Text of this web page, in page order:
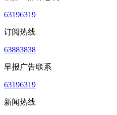
63196319
订阅热线
63883838
早报广告联系
63196319
新闻热线